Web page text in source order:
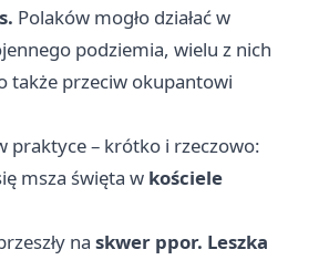
Polaków mogło działać w
podziemia, wielu z nich
także przeciw okupantowi
praktyce – krótko i rzeczowo:
msza święta w kościele
na skwer ppor. Leszka